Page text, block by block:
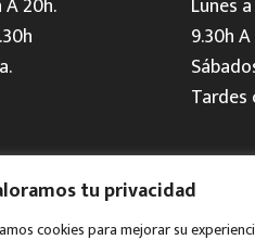
tu privacidad
cookies para mejorar su
9.30h
Tardes